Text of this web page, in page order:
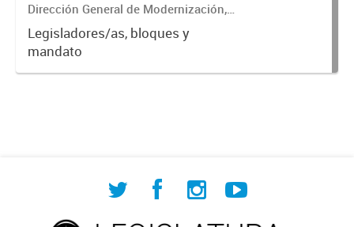
Dirección General de Modernización,
Sustentabilidad y Fortalecimiento
Institucional
Legisladores/as, bloques y
mandato